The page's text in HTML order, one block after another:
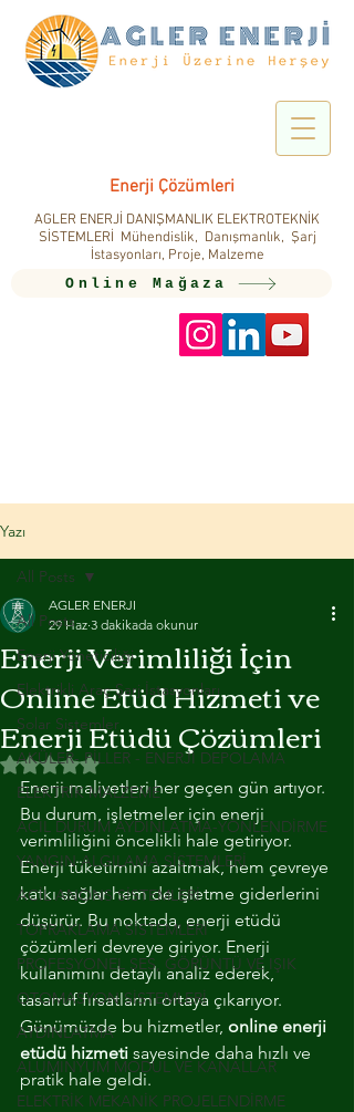
AGLER ENERJİ DANIŞMANLIK ELEKTROTEKNİK
SİSTEMLERİ Mühendislik, Danışmanlık, Şarj
İstasyonları, Proje, Malzeme
Enerji Çözümleri
Online Mağaza
Yazı
All Posts
Enerji Yöneticiliği
Elektrikli Araç Şarj İstasyonları
Solar Sistemler
AKÜLER- PİLLER - ENERJİ DEPOLAMA
ELEKTRİK MALZEME
ACİL DURUM AYDINLATMA-YÖNLENDİRME
YANGIN ALGILAMA SİSTEMLERİ
ACİL ANONS SİSTEMLERİ
TOPRAKLAMA SİSTEMLERİ
PROFESYONEL SES, GÖRÜNTÜ VE IŞIK
OTOMASYON SİSTEMLERİ
AYDINLATMA
ALUMINYUM MODUL VE KANALLAR
ELEKTRİK MEKANİK PROJELENDİRME
All Posts
Enerji Verimliliği İçin
Online Etüd Hizmeti ve
Enerji Etüdü Çözümleri
AGLER ENERJI
29 Haz 3 dakikada okunur
5 üzerinden NaN yıldız
Enerji maliyetleri her geçen gün artıyor.
Bu durum, işletmeler için enerji
verimliliğini öncelikli hale getiriyor.
Enerji tüketimini azaltmak, hem çevreye
katkı sağlar hem de işletme giderlerini
düşürür. Bu noktada, enerji etüdü
çözümleri devreye giriyor. Enerji
kullanımını detaylı analiz ederek,
tasarruf fırsatlarını ortaya çıkarıyor.
Günümüzde bu hizmetler, online enerji
etüdü hizmeti sayesinde daha hızlı ve
pratik hale geldi.